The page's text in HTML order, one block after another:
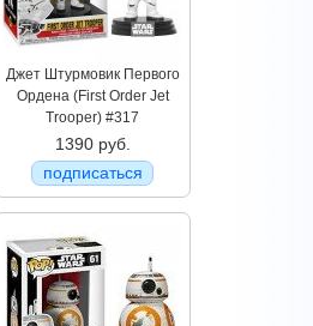
Джет Штурмовик Первого
Ордена (First Order Jet
Trooper) #317
1390 руб.
подписаться